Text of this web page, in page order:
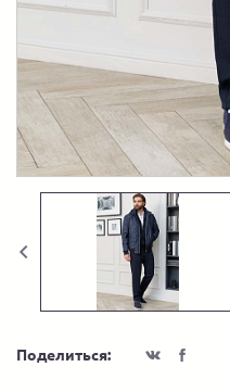
Поделиться: